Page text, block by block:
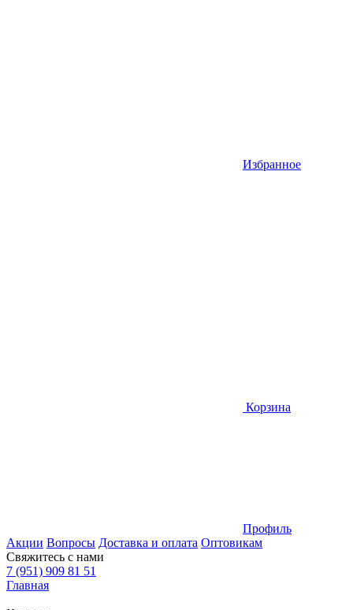
Избранное
Корзина
Профиль
Акции Вопросы Доставка и оплата Оптовикам
Свяжитесь с нами
7 (951) 909 81 51
Главная